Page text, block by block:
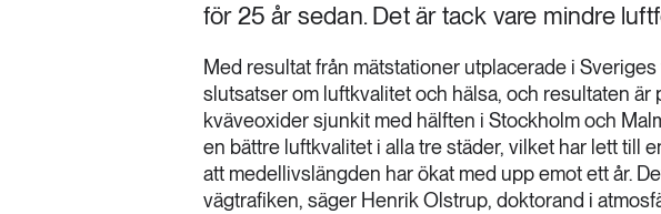
för 25 år sedan. Det är tack vare mindre
Med resultat från mätstationer utplacerade i
slutsatser om luftkvalitet och hälsa, och resultaten är
kväveoxider sjunkit med hälften i Stockholm och
en bättre luftkvalitet i alla tre städer, vilket har lett till
att medellivslängden har ökat med upp emot ett år.
vägtrafiken, säger Henrik Olstrup, doktorand i